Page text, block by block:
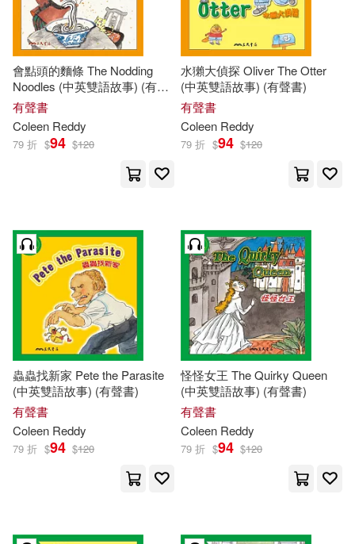
會點頭的麵條 The Nodding
Noodles (中英雙語故事) (有聲
書)
有聲書
Coleen Reddy
79 折 $94 $120
水獺大偵探 Oliver The Otter
(中英雙語故事) (有聲書)
有聲書
Coleen Reddy
79 折 $94 $120
蟲蟲找新家 Pete the Parasite
(中英雙語故事) (有聲書)
有聲書
Coleen Reddy
79 折 $94 $120
怪怪女王 The Quirky Queen
(中英雙語故事) (有聲書)
有聲書
Coleen Reddy
79 折 $94 $120